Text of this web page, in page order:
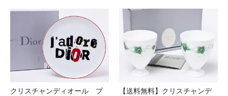
クリスチャンディオール プ
【送料無料】クリスチャンデ